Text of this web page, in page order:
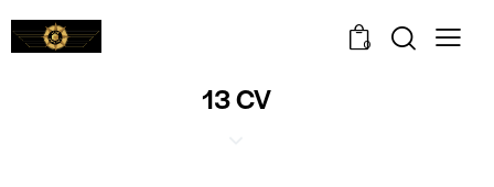
0
13 CV